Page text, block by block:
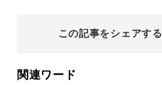
この記事をシェアする
関連ワード